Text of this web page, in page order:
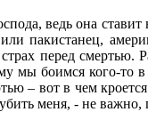
ведь она ставит
пакистанец,
перед смертью.
мы боимся кого-то
– вот в чем
меня, - не важно,